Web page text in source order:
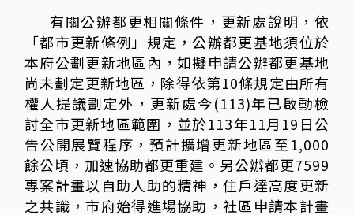
有關公辦都更相關條件，更新處說明，依
「都市更新條例」規定，公辦都更基地須位於
本府公劃更新地區內，如擬申請公辦都更基地
尚未劃定更新地區，除得依第10條規定由所有
權人提議劃定外，更新處今(113)年已啟動檢
討全市更新地區範圍，並於113年11月19日公
告公開展覽程序，預計擴增更新地區至1,000
餘公頃，加速協助都更重建。另公辦都更7599
專案計畫以自助人助的精神，住戶達高度更新
之共識，市府始得進場協助，社區申請本計畫